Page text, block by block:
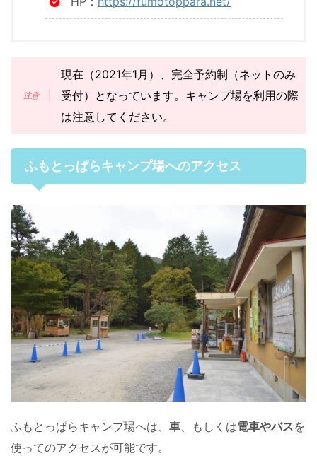
現在（2021年1月）、完全予約制（ネットのみ
受付）となっています。キャンプ場を利用の際
は注意してください。
ふもとっぱらキャンプ場へのアクセス
ふもとっぱらキャンプ場へは、 車、もしくは電車やバスを
使ってのアクセスが可能です。